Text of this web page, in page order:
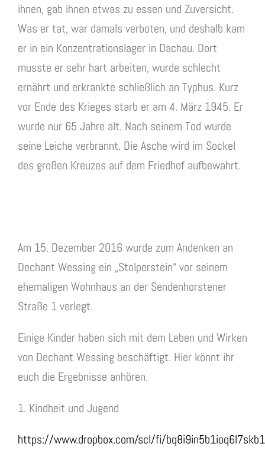
ihnen, gab ihnen etwas zu essen und Zuversicht.
Was er tat, war damals verboten, und deshalb kam
er in ein Konzentrationslager in Dachau. Dort
musste er sehr hart arbeiten, wurde schlecht
ernährt und erkrankte schließlich an Typhus. Kurz
vor Ende des Krieges starb er am 4. März 1945. Er
wurde nur 65 Jahre alt. Nach seinem Tod wurde
seine Leiche verbrannt. Die Asche wird im Sockel
des großen Kreuzes auf dem Friedhof aufbewahrt.
Am 15. Dezember 2016 wurde zum Andenken an
Dechant Wessing ein „Stolperstein“ vor seinem
ehemaligen Wohnhaus an der Sendenhorstener
Straße 1 verlegt.
Einige Kinder haben sich mit dem Leben und Wirken
von Dechant Wessing beschäftigt. Hier könnt ihr
euch die Ergebnisse anhören.
1. Kindheit und Jugend
https://www.dropbox.com/scl/fi/